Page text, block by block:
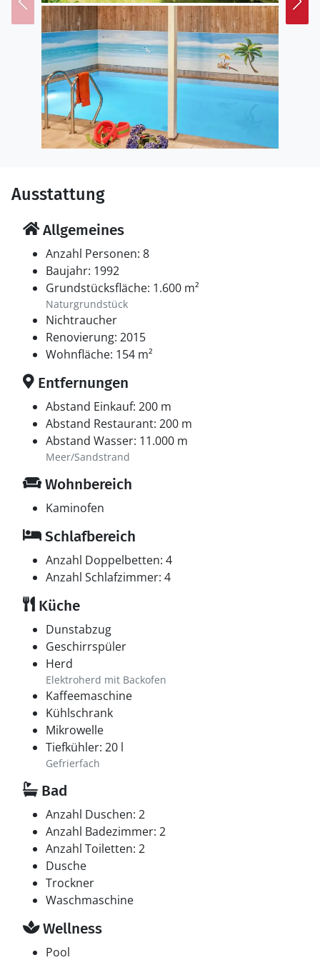
entfernt und werden Sie verzaubern. Genießen Sie die
Meeresbrise, die durch Ihr Haar weht und bleiben für
einen wunderschönen Sonnenuntergang in den
Dünen.
Ausstattung
Allgemeines
Anzahl Personen: 8
Baujahr: 1992
Grundstücksfläche: 1.600 m²
Naturgrundstück
Nichtraucher
Renovierung: 2015
Wohnfläche: 154 m²
Entfernungen
Abstand Einkauf: 200 m
Abstand Restaurant: 200 m
Abstand Wasser: 11.000 m
Meer/Sandstrand
Wohnbereich
Kaminofen
Schlafbereich
Anzahl Doppelbetten: 4
Anzahl Schlafzimmer: 4
Küche
Dunstabzug
Geschirrspüler
Herd
Elektroherd mit Backofen
Kaffeemaschine
Kühlschrank
Mikrowelle
Tiefkühler: 20 l
Gefrierfach
Bad
Anzahl Duschen: 2
Anzahl Badezimmer: 2
Anzahl Toiletten: 2
Dusche
Trockner
Waschmaschine
Wellness
Pool